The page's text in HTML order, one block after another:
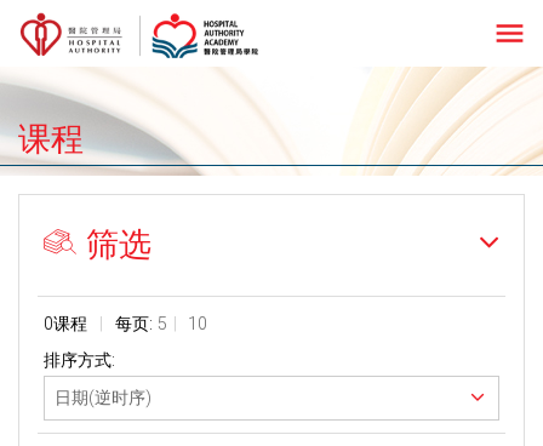
menu
课程
筛选
0课程 每页: 5
10
排序方式: